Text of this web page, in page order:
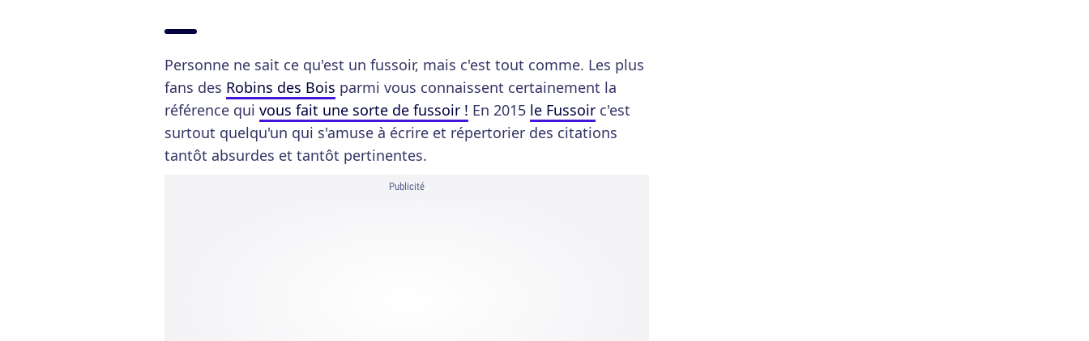
Personne ne sait ce qu'est un fussoir, mais c'est tout comme. Les plus
fans des Robins des Bois parmi vous connaissent certainement la
référence qui vous fait une sorte de fussoir ! En 2015 le Fussoir c'est
surtout quelqu'un qui s'amuse à écrire et répertorier des citations
tantôt absurdes et tantôt pertinentes.
Publicité